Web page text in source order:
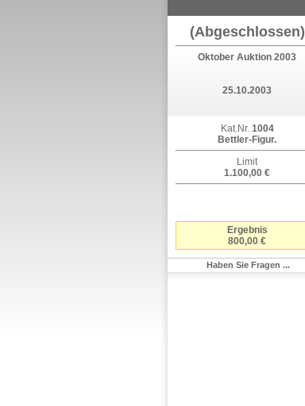
(Abgeschlossen)
Oktober Auktion 2003
25.10.2003
Kat.Nr. 1004
Bettler-Figur.
Limit
1.100,00 €
Ergebnis
800,00 €
Haben Sie Fragen ...